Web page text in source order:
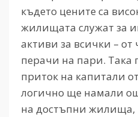
където цените са
жилищата служат за
активи за всички –
перачи на пари. Така
приток на капитали
логично ще намали
на достъпни жилища,